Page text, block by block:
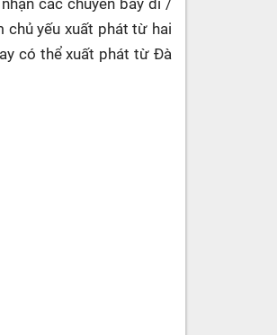
các chuyến bay đi /
chủ yếu xuất phát từ hai
có thể xuất phát từ Đà